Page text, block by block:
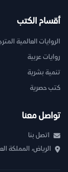
أقسام الكتب
الروايات العالمية
روايات عربية
تنمية بشرية
كتب حصرية
تواصل معنا
اتصل بنا
الرياض، المملكة